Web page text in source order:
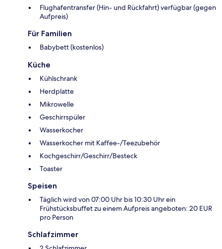
Flughafentransfer (Hin- und Rückfahrt) verfügbar (gegen
Aufpreis)
Für Familien
Babybett (kostenlos)
Küche
Kühlschrank
Herdplatte
Mikrowelle
Geschirrspüler
Wasserkocher
Wasserkocher mit Kaffee-/Teezubehör
Kochgeschirr/Geschirr/Besteck
Toaster
Speisen
Täglich wird von 07:00 Uhr bis 10:30 Uhr ein
Frühstücksbuffet zu einem Aufpreis angeboten: 20 EUR
pro Person
Schlafzimmer